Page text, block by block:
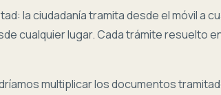
la ciudadanía tramita desde el móvil a
cualquier lugar. Cada trámite resuelto
multiplicar los documentos